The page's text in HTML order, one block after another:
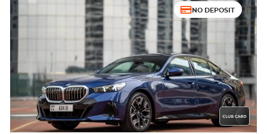
NO DEPOSIT